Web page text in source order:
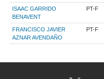
ISAAC GARRIDO
BENAVENT
PT-F
FRANCISCO JAVIER
AZNAR AVENDAÑO
PT-F